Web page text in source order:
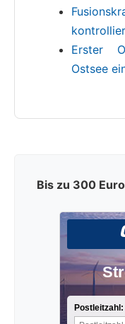
Erster
Ostsee
Bis zu 300
Postleitzahl: